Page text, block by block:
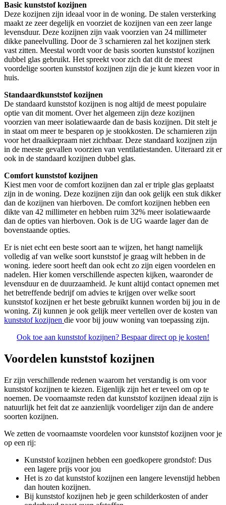
Basic kunststof kozijnen
Deze kozijnen zijn ideaal voor in de woning. De stalen versterking
maakt ze zeer degelijk en voorziet de kozijnen van een zeer lange
levensduur. Deze kozijnen zijn vaak voorzien van 24 millimeter
dikke paneelvulling. Door de 3 scharnieren zal het kozijnen sterk
vast zitten. Meestal wordt voor de basis soorten kunststof kozijnen
dubbel glas gebruikt. Het spreekt voor zich dat dit de meest
voordelige soorten kunststof kozijnen zijn die je kunt kiezen voor in
huis.
Standaardkunststof kozijnen
De standaard kunststof kozijnen is nog altijd de meest populaire
optie van dit moment. Over het algemeen zijn deze kozijnen
voorzien van meer isolatiewaarde dan de basis kozijnen. Dit stelt je
in staat om meer te besparen op je stookkosten. De scharnieren zijn
voor het draaikiepraam niet zichtbaar. Deze standaard kozijnen zijn
in de meeste gevallen voorzien van ventilatiestanden. Uiteraard zit er
ook in de standaard kozijnen dubbel glas.
Comfort kunststof kozijnen
Kiest men voor de comfort kozijnen dan zal er triple glas geplaatst
zijn in de woning. Deze kozijnen zijn dan ook gelijk een stuk dikker
dan de kozijnen van hierboven. De comfort kozijnen hebben een
dikte van 42 millimeter en hebben ruim 32% meer isolatiewaarde
dan de opties van hierboven. Ook is de UG waarde lager dan de
bovenstaande opties.
Er is niet echt een beste soort aan te wijzen, het hangt namelijk
volledig af van welke soort kunststof je graag wilt hebben in de
woning. iedere soort heeft dan ook echt zo zijn eigen voordelen en
nadelen. Hier komen verschillende aspecten kijken, waaronder de
levensduur en de duurzaamheid. Je kunt altijd contact opnemen met
het betreffende bedrijf om advies te krijgen over welke soort
kunststof kozijnen er het beste gebruikt kunnen worden bij jou in de
woning. Zij kunnen je ook gelijk meer vertellen over de kosten van
kunststof kozijnen die voor bij jouw woning van toepassing zijn.
Ook toe aan kunststof kozijnen? Bespaar direct op je kosten!
Voordelen kunststof kozijnen
Er zijn verschillende redenen waarom het verstandig is om voor
kunststof kozijnen te kiezen. Eigenlijk zijn het er teveel om op te
noemen. De voornaamste reden dat kunststof kozijnen ideaal zijn is
natuurlijk het feit dat ze aanzienlijk voordeliger zijn dan de andere
soorten kozijnen.
We zetten de voornaamste voordelen voor kunststof kozijnen voor je
op een rij:
Kunststof kozijnen hebben een goedkopere grondstof: Dus
een lagere prijs voor jou
Het is zo dat kunststof kozijnen een langere levenstijd hebben
dan houten kozijnen.
Bij kunststof kozijnen heb je geen schilderkosten of ander